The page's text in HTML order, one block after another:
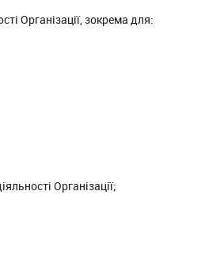
Організації, зокрема для:
Організації;